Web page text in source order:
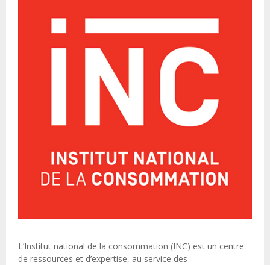
L’Institut national de la consommation (INC) est un centre
de ressources et d’expertise, au service des